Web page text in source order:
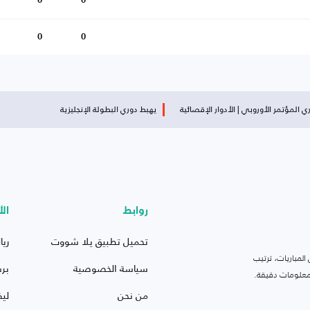
0
0
المؤتمر الأوروبي | الأدوار الإقصائية يهبط دوري البطولة الإنجليزية
ترتيب
دقيقة.
روابط
تحميل تطبيق يلا شووت
سياسة الخصوصية
من نحن